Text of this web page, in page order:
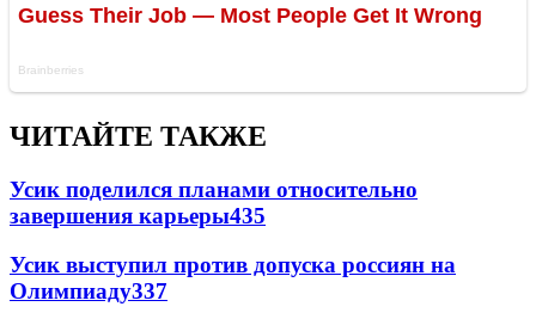
ЧИТАЙТЕ ТАКЖЕ
Усик поделился планами относительно
завершения карьеры435
Усик выступил против допуска россиян на
Олимпиаду337